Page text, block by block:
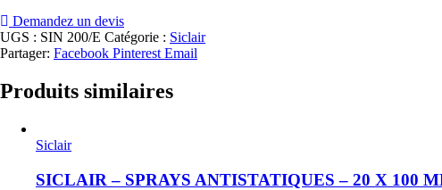
Demandez un devis
UGS : SIN 200/E Catégorie : Siclair
Partager: Facebook Pinterest Email
Produits similaires
Siclair
SICLAIR – SPRAYS ANTISTATIQUES – 20 X 100